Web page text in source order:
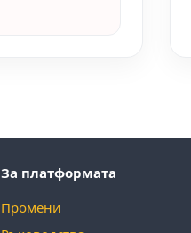
За платформата
Промени